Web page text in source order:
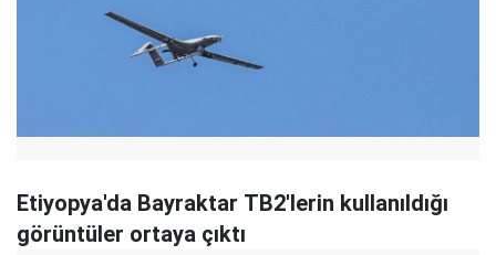
Etiyopya'da Bayraktar TB2'lerin kullanıldığı
görüntüler ortaya çıktı